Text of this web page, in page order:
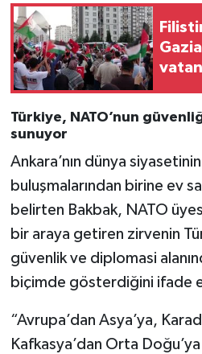
Türkiye, NATO’nun
sunuyor
Ankara’nın dünya
buluşmalarından birine ev
belirten Bakbak, NATO
bir araya getiren zirvenin
güvenlik ve diplomasi
biçimde gösterdiğini ifade
“Avrupa’dan Asya’ya,
Kafkasya’dan Orta
Yeme-İçme
Yemek